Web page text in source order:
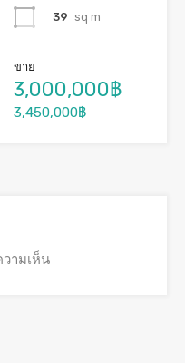
39 sq m
ขาย
3,000,000฿
3,450,000฿
ามเห็น